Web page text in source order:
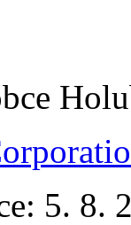
5. 8.